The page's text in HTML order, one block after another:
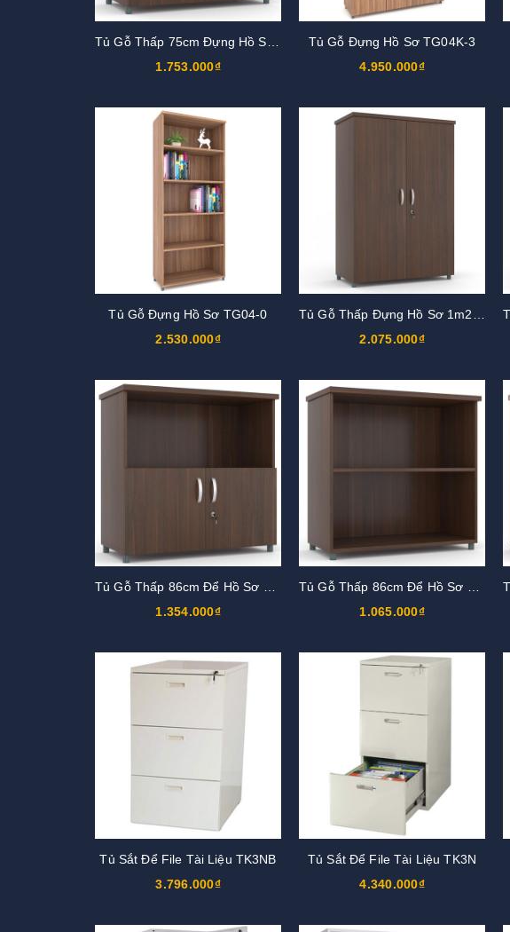
1.753.000₫
Tủ Gỗ Đựng Hồ Sơ TG04K-3
4.950.000₫
Tủ Gỗ Đựng Hồ Sơ TG04-0
2.530.000₫
2.075.000₫
1.354.000₫
1.065.000₫
Tủ Sắt Để File Tài Liệu TK3NB
3.796.000₫
Tủ Sắt Để File Tài Liệu TK3N
4.340.000₫